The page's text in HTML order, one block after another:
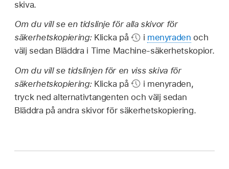
skiva.
Om du vill se en tidslinje för alla skivor för
säkerhetskopiering:Klicka på i menyraden och
välj sedan Bläddra i Time Machine-säkerhetskopior.
Om du vill se tidslinjen för en viss skiva för
säkerhetskopiering:Klicka på
i menyraden,
tryck ned alternativtangenten och välj sedan
Bläddra på andra skivor för säkerhetskopiering.